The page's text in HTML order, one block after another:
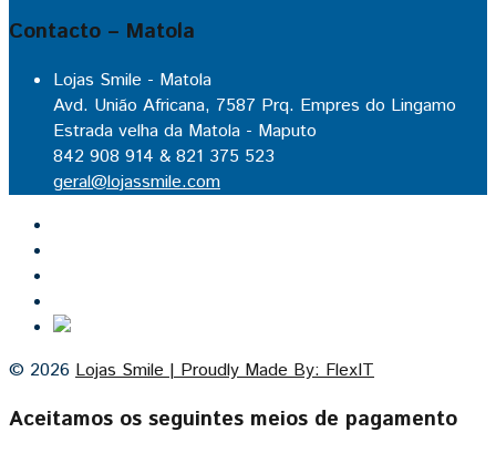
Contacto – Matola
Lojas Smile - Matola
Avd. União Africana, 7587 Prq. Empres do Lingamo
Estrada velha da Matola - Maputo
842 908 914 & 821 375 523
geral@lojassmile.com
© 2026 Lojas Smile | Proudly Made By: FlexIT
Aceitamos os seguintes meios de pagamento